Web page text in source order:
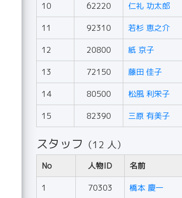
10 62220 仁礼 功太郎
11 92310 若杉 恵之介
12 20800 紙 京子
13 72150 藤田 佳子
14 80500 松風 利栄子
15 82390 三原 有美子
スタッフ （12 人）
No 人物ID 名前
1 70303 橋本 慶一